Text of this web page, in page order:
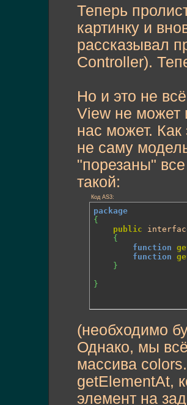
while
(
//
//это
}
Теперь
картинку и
рассказывал
Controller).
Но и это не
View не может
нас может.
не саму
"порезаны"
такой:
Код AS3:
package
{
public
{
function
function
}
}
(необходимо
Однако, мы
массива
getElementAt,
элемент на